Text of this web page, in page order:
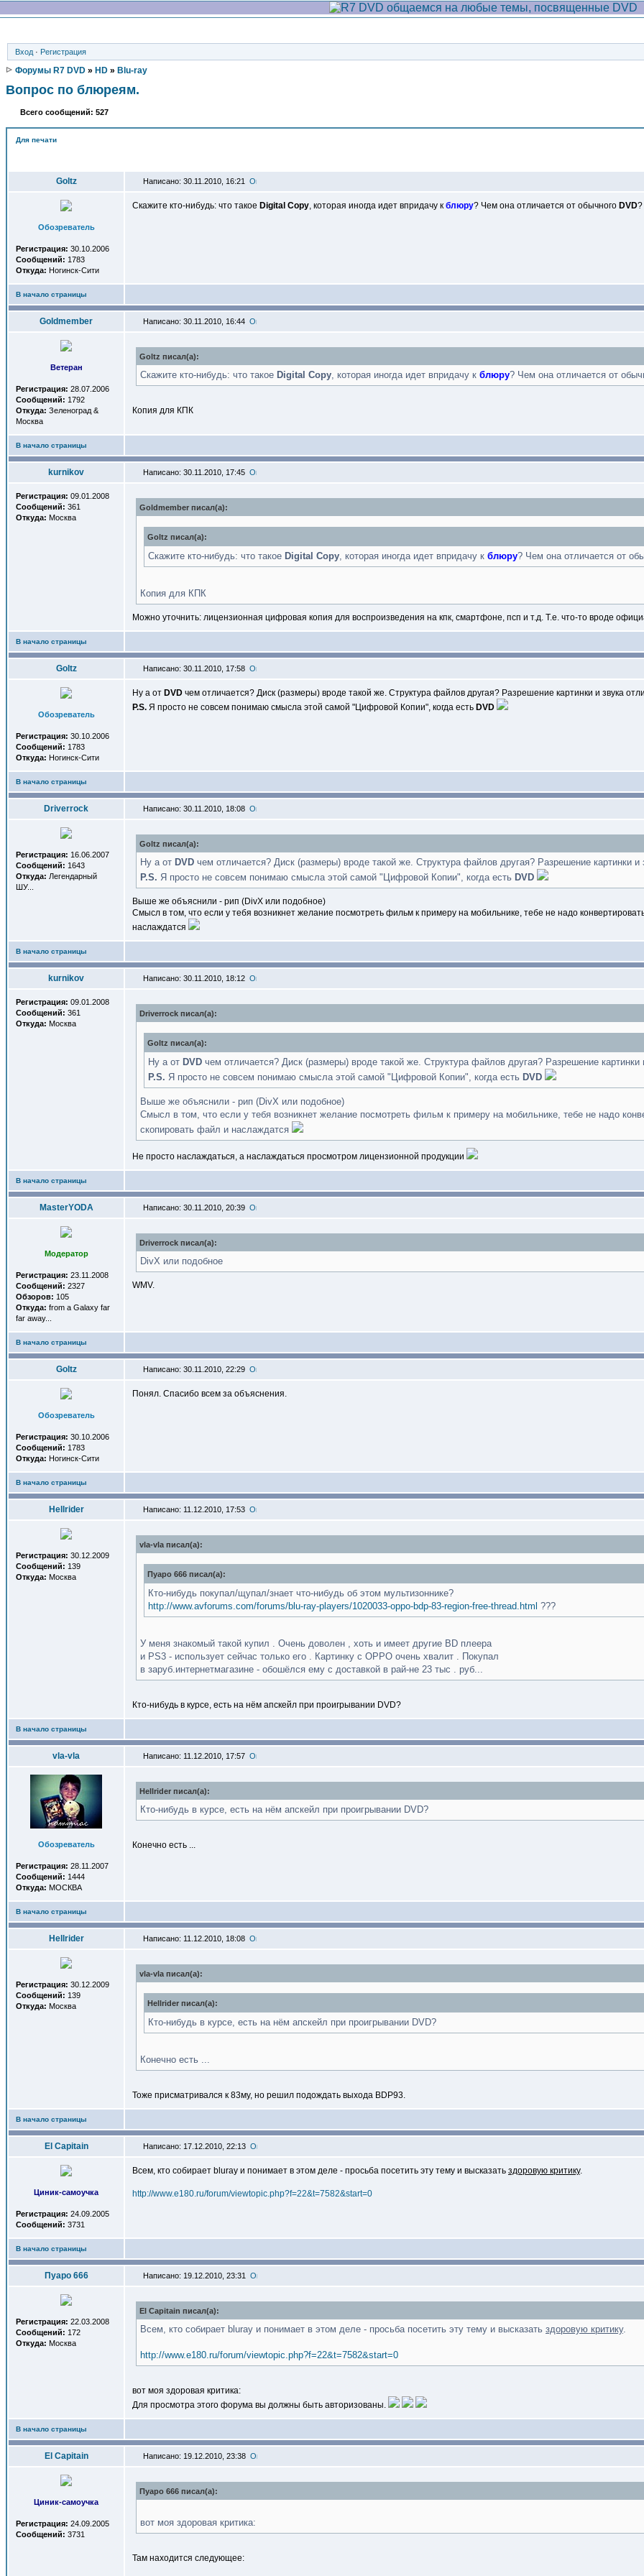
Вход · Регистрация
Форумы R7 DVD » HD » Blu-ray
Вопрос по блюреям.
Всего сообщений: 527
Для печати
Goltz Написано: 30.11.2010, 16:21
Обозреватель
Регистрация: 30.10.2006
Сообщений: 1783
Откуда: Ногинск-Сити
Скажите кто-нибудь: что такое Digital Copy, которая иногда идет впридачу к блюру? Чем она отличается от обычного DVD?
В начало страницы
Goldmember Написано: 30.11.2010, 16:44
Ветеран
Регистрация: 28.07.2006
Сообщений: 1792
Откуда: Зеленоград &
Москва
Goltz писал(a):
Скажите кто-нибудь: что такое Digital Copy, которая иногда идет впридачу к блюру? Чем она отличается от
Копия для КПК
В начало страницы
kurnikov Написано: 30.11.2010, 17:45
Регистрация: 09.01.2008
Сообщений: 361
Откуда: Москва
Goldmember писал(a):
Goltz писал(a):
Скажите кто-нибудь: что такое Digital Copy, которая иногда идет впридачу к блюру? Чем она отличается от
Копия для КПК
Можно уточнить: лицензионная цифровая копия для воспроизведения на кпк, смартфоне, псп и т.д. Т.е. что-то вроде
В начало страницы
Goltz Написано: 30.11.2010, 17:58
Обозреватель
Регистрация: 30.10.2006
Сообщений: 1783
Откуда: Ногинск-Сити
Ну а от DVD чем отличается? Диск (размеры) вроде такой же. Структура файлов другая? Разрешение картинки и звука
P.S. Я просто не совсем понимаю смысла этой самой "Цифровой Копии", когда есть DVD
В начало страницы
Driverrock Написано: 30.11.2010, 18:08
Регистрация: 16.06.2007
Сообщений: 1643
Откуда: Легендарный
ШУ...
Goltz писал(a):
Ну а от DVD чем отличается? Диск (размеры) вроде такой же. Структура файлов другая? Разрешение картинки и
P.S. Я просто не совсем понимаю смысла этой самой "Цифровой Копии", когда есть DVD
Выше же объяснили - рип (DivX или подобное)
Смысл в том, что если у тебя возникнет желание посмотреть фильм к примеру на мобильнике, тебе не надо
наслаждатся
В начало страницы
kurnikov Написано: 30.11.2010, 18:12
Регистрация: 09.01.2008
Сообщений: 361
Откуда: Москва
Driverrock писал(a):
Goltz писал(a):
Ну а от DVD чем отличается? Диск (размеры) вроде такой же. Структура файлов другая? Разрешение картинки
P.S. Я просто не совсем понимаю смысла этой самой "Цифровой Копии", когда есть DVD
Выше же объяснили - рип (DivX или подобное)
Смысл в том, что если у тебя возникнет желание посмотреть фильм к примеру на мобильнике, тебе не надо
скопировать файл и наслаждатся
Не просто наслаждаться, а наслаждаться просмотром лицензионной продукции
В начало страницы
MasterYODA Написано: 30.11.2010, 20:39
Модератор
Регистрация: 23.11.2008
Сообщений: 2327
Обзоров: 105
Откуда: from a Galaxy far
far away...
Driverrock писал(a):
DivX или подобное
WMV.
В начало страницы
Goltz Написано: 30.11.2010, 22:29
Обозреватель
Регистрация: 30.10.2006
Сообщений: 1783
Откуда: Ногинск-Сити
Понял. Спасибо всем за объяснения.
В начало страницы
Hellrider Написано: 11.12.2010, 17:53
Регистрация: 30.12.2009
Сообщений: 139
Откуда: Москва
vla-vla писал(a):
Пуаро 666 писал(a):
Кто-нибудь покупал/щупал/знает что-нибудь об этом мультизоннике?
http://www.avforums.com/forums/blu-ray-players/1020033-oppo-bdp-83-region-free-thread.html ???
У меня знакомый такой купил . Очень доволен , хоть и имеет другие BD плеера
и PS3 - использует сейчас только его . Картинку с OPPO очень хвалит . Покупал
в заруб.интернетмагазине - обошёлся ему с доставкой в рай-не 23 тыс . руб...
Кто-нибудь в курсе, есть на нём апскейл при проигрывании DVD?
В начало страницы
vla-vla Написано: 11.12.2010, 17:57
Обозреватель
Регистрация: 28.11.2007
Сообщений: 1444
Откуда: МОСКВА
Hellrider писал(a):
Кто-нибудь в курсе, есть на нём апскейл при проигрывании DVD?
Конечно есть ...
В начало страницы
Hellrider Написано: 11.12.2010, 18:08
Регистрация: 30.12.2009
Сообщений: 139
Откуда: Москва
vla-vla писал(a):
Hellrider писал(a):
Кто-нибудь в курсе, есть на нём апскейл при проигрывании DVD?
Конечно есть ...
Тоже присматривался к 83му, но решил подождать выхода BDP93.
В начало страницы
El Capitain Написано: 17.12.2010, 22:13
Циник-самоучка
Регистрация: 24.09.2005
Сообщений: 3731
Всем, кто собирает bluray и понимает в этом деле - просьба посетить эту тему и высказать здоровую критику.
http://www.e180.ru/forum/viewtopic.php?f=22&t=7582&start=0
В начало страницы
Пуаро 666 Написано: 19.12.2010, 23:31
Регистрация: 22.03.2008
Сообщений: 172
Откуда: Москва
El Capitain писал(a):
Всем, кто собирает bluray и понимает в этом деле - просьба посетить эту тему и высказать здоровую критику.
http://www.e180.ru/forum/viewtopic.php?f=22&t=7582&start=0
вот моя здоровая критика:
Для просмотра этого форума вы должны быть авторизованы.
В начало страницы
El Capitain Написано: 19.12.2010, 23:38
Циник-самоучка
Регистрация: 24.09.2005
Сообщений: 3731
Пуаро 666 писал(a):
вот моя здоровая критика:
Там находится следующее: